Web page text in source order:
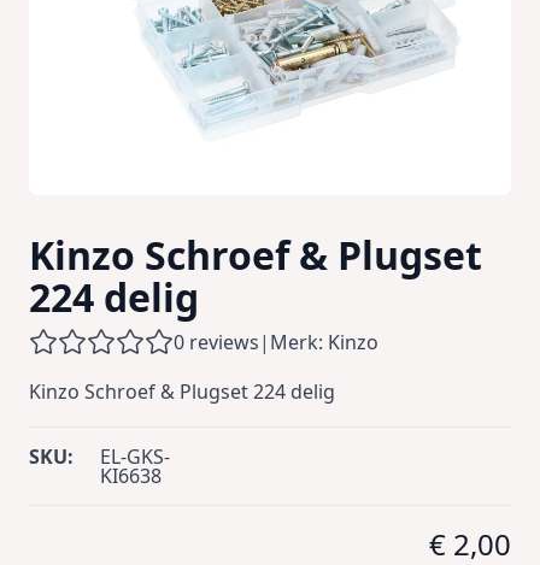
Kinzo Schroef & Plugset
224 delig
0 reviews| Merk: Kinzo
Kinzo Schroef & Plugset 224 delig
SKU: EL-GKS-
KI6638
€ 2,00